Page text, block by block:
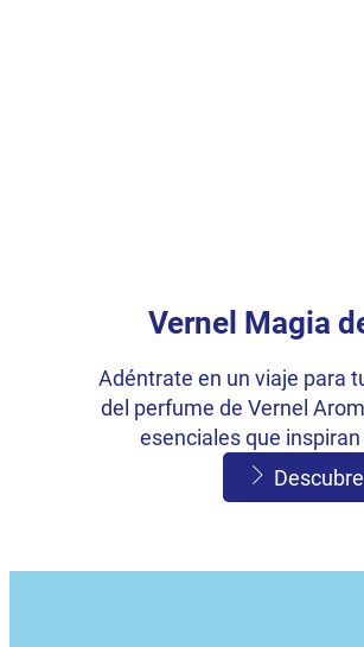
Vernel Magia
Adéntrate en un viaje para
del perfume de Vernel
esenciales que
Vernel